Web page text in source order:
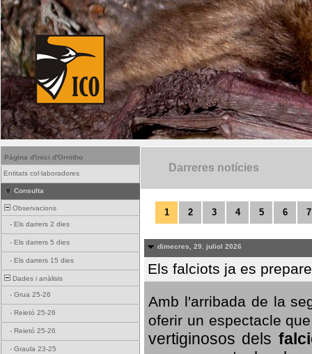
Pàgina d'inici d'Ornitho
Entitats col·laboradores
Consulta
Observacions
- Els darrers 2 dies
- Els darrers 5 dies
- Els darrers 15 dies
Dades i anàlisis
- Grua 25-26
- Reietó 25-26
- Reietó 25-26
- Graula 23-25
Darreres notícies
1 2 3 4 5 6 7
dimecres, 29. juliol 2026
Els falciots ja es
Amb l'arribada de la
oferir un espectacle
vertiginosos dels